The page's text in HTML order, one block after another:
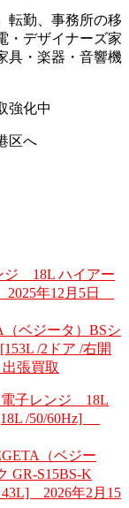
転勤、事務所の移
・デザイナーズ家
具・楽器・音響機
強化中
区へ
ジ 18L ハイアー
2025年12月5日
ベジータ）BSシ
/2ドア /右開
張買取
電子レンジ 18L
/50/60Hz]
（ベジー
GR-S15BS-K
43L] 2026年2月15